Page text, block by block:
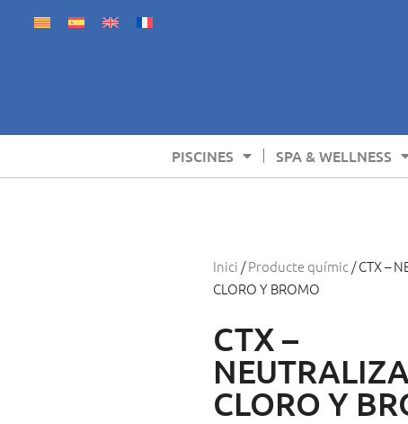
PISCINES SPA & WELLNESS
Inici /Producte químic/ CTX –
CLORO Y BROMO
CTX –
CLORO Y